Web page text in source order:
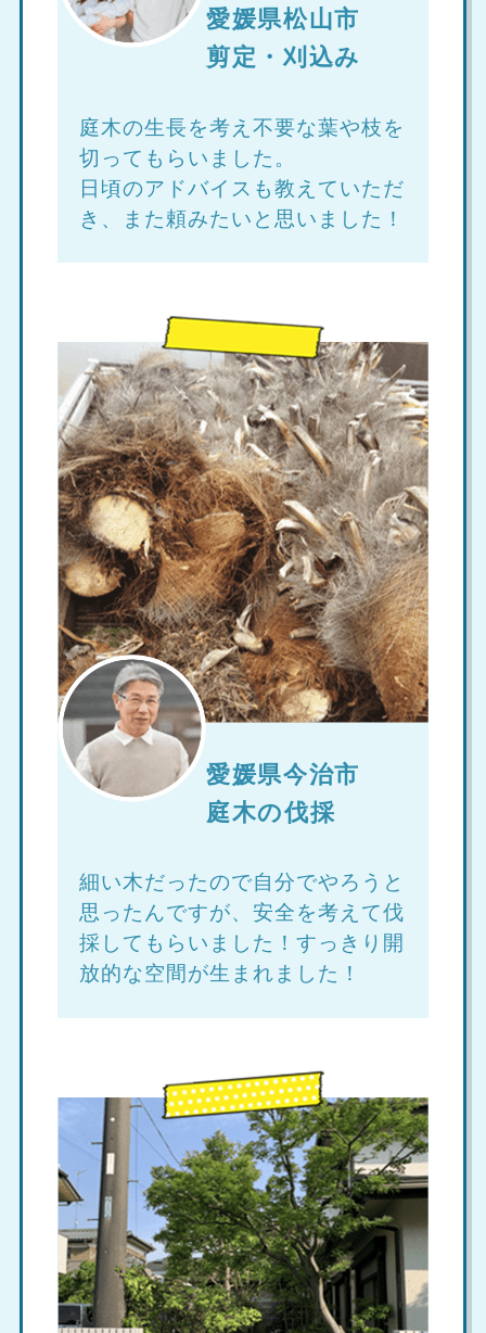
愛媛県松山市
剪定・刈込み
庭木の生長を考え不要な葉や枝を
切ってもらいました。
日頃のアドバイスも教えていただ
き、また頼みたいと思いました！
愛媛県今治市
庭木の伐採
細い木だったので自分でやろうと
思ったんですが、安全を考えて伐
採してもらいました！すっきり開
放的な空間が生まれました！